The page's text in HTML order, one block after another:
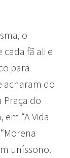
o
fã ali e
para
acharam do
Praça do
“A Vida
uníssono.